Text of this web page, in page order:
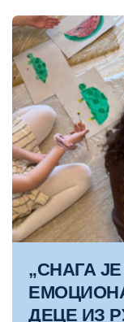
„СНАГА
ДЕЦЕ ИЗ